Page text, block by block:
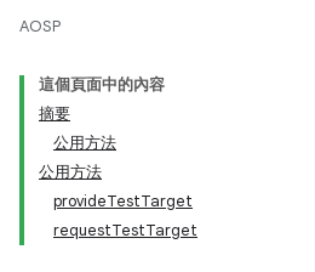
AOSP
這個頁面中的內容
摘要
公用方法
公用方法
provideTestTarget
requestTestTarget